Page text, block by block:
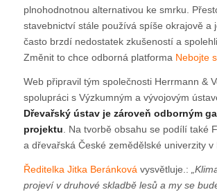
plnohodnotnou alternativou ke smrku.
stavebnictví stále používá spíše okrajově a
často brzdí nedostatek zkušeností a
Změnit to chce odborná platforma Nebojte
Web připravil tým společnosti Herrmann &
spolupráci s Výzkumným a vývojovým
Dřevařský ústav je zároveň odborným
projektu . Na tvorbě obsahu se podílí také
a dřevařská České zemědělské univerzity v
Ředitelka Jitka Beránková vysvětluje.:
projeví v druhové skladbě lesů a my se